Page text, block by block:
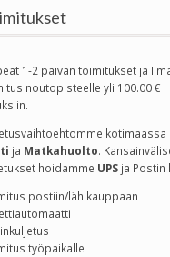
1-2 päivän toimitukset ja
noutopisteelle yli 100.00 €
kotimaassa
ja Matkahuolto.
hoidamme UPS ja Postin
postiin/lähikauppaan
työpaikalle